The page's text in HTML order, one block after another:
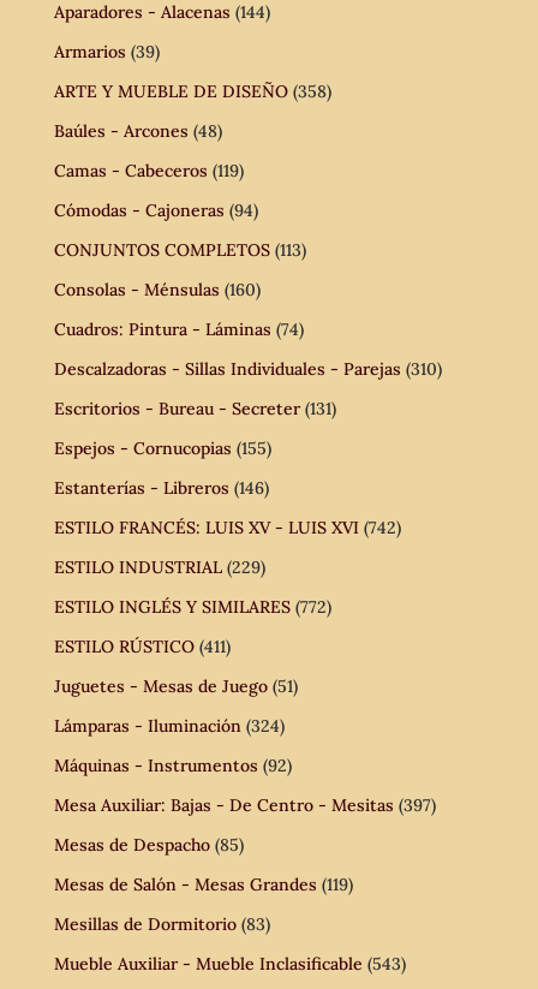
Aparadores - Alacenas (144)
Armarios (39)
ARTE Y MUEBLE DE DISEÑO (358)
Baúles - Arcones (48)
Camas - Cabeceros (119)
Cómodas - Cajoneras (94)
CONJUNTOS COMPLETOS (113)
Consolas - Ménsulas (160)
Cuadros: Pintura - Láminas (74)
Descalzadoras - Sillas Individuales - Parejas (310)
Escritorios - Bureau - Secreter (131)
Espejos - Cornucopias (155)
Estanterías - Libreros (146)
ESTILO FRANCÉS: LUIS XV - LUIS XVI (742)
ESTILO INDUSTRIAL (229)
ESTILO INGLÉS Y SIMILARES (772)
ESTILO RÚSTICO (411)
Juguetes - Mesas de Juego (51)
Lámparas - Iluminación (324)
Máquinas - Instrumentos (92)
Mesa Auxiliar: Bajas - De Centro - Mesitas (397)
Mesas de Despacho (85)
Mesas de Salón - Mesas Grandes (119)
Mesillas de Dormitorio (83)
Mueble Auxiliar - Mueble Inclasificable (543)